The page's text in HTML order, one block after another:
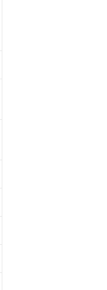
るものではありません。
は出荷製品に未対応品が
限り、2022年1月12日よ